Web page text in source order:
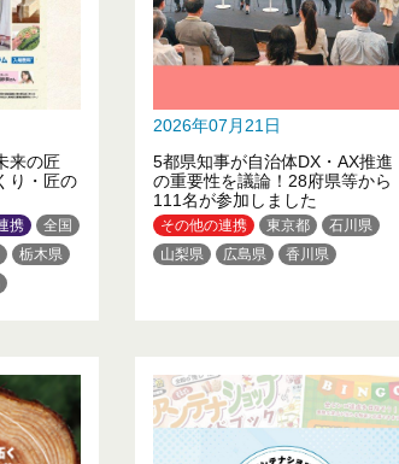
来の匠
り・匠の
携
全国
栃木県
2026年07月21日
5都県知事が自治体DX・AX推進
の重要性を議論！28府県等から
111名が参加しました
その他の連携 東京都
石川県
山梨県
広島県 香川県